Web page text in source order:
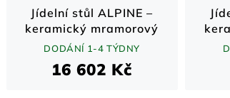
Jídelní stůl ALPINE –
keramický mramorový
vzhled a kov / bílý /
DODÁNÍ 1-4 TÝDNY
16 602 Kč